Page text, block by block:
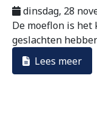
dinsdag, 28
De moeflon is het
geslachten
Lees meer